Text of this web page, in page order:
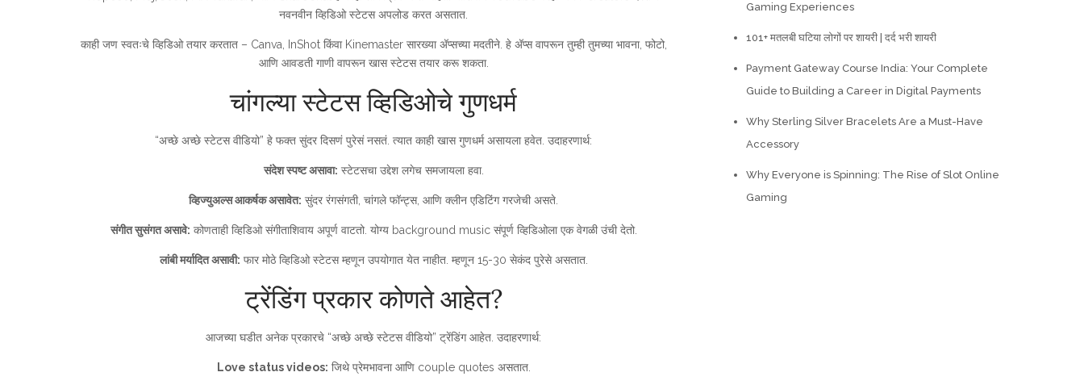
नवनवीन व्हिडिओ स्टेटस अपलोड करत असतात.
काही जण स्वतःचे व्हिडिओ तयार करतात – Canva, InShot किंवा Kinemaster सारख्या अ‍ॅप्सच्या मदतीने. हे अ‍ॅप्स वापरून तुम्ही तुमच्या भावना, फोटो,
आणि आवडती गाणी वापरून खास स्टेटस तयार करू शकता.
चांगल्या स्टेटस व्हिडिओचे गुणधर्म
“अच्छे अच्छे स्टेटस वीडियो” हे फक्त सुंदर दिसणं पुरेसं नसतं. त्यात काही खास गुणधर्म असायला हवेत. उदाहरणार्थ:
संदेश स्पष्ट असावा: स्टेटसचा उद्देश लगेच समजायला हवा.
व्हिज्युअल्स आकर्षक असावेत: सुंदर रंगसंगती, चांगले फॉन्ट्स, आणि क्लीन एडिटिंग गरजेची असते.
संगीत सुसंगत असावे: कोणताही व्हिडिओ संगीताशिवाय अपूर्ण वाटतो. योग्य background music संपूर्ण व्हिडिओला एक वेगळी उंची देतो.
लांबी मर्यादित असावी: फार मोठे व्हिडिओ स्टेटस म्हणून उपयोगात येत नाहीत. म्हणून 15-30 सेकंद पुरेसे असतात.
ट्रेंडिंग प्रकार कोणते आहेत?
आजच्या घडीत अनेक प्रकारचे “अच्छे अच्छे स्टेटस वीडियो” ट्रेंडिंग आहेत. उदाहरणार्थ:
Love status videos: जिथे प्रेमभावना आणि couple quotes असतात.
Gaming Experiences
101+ मतलबी घटिया लोगों पर शायरी | दर्द भरी शायरी
Payment Gateway Course India: Your Complete
Guide to Building a Career in Digital Payments
Why Sterling Silver Bracelets Are a Must-Have
Accessory
Why Everyone is Spinning: The Rise of Slot Online
Gaming